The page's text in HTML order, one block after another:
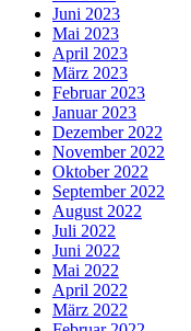
Juni 2023
Mai 2023
April 2023
März 2023
Februar 2023
Januar 2023
Dezember 2022
November 2022
Oktober 2022
September 2022
August 2022
Juli 2022
Juni 2022
Mai 2022
April 2022
März 2022